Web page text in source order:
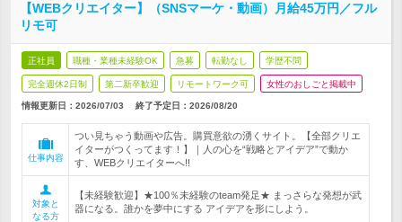
【WEBクリエイター】（SNSマーケ・動画）月給45万円／フル
リモ可
正社員 職種・業種未経験OK 急募 転勤なし 学歴不問
完全週休2日制 第二新卒歓迎 リモートワーク可 女性のおしごと掲載中
情報更新日：2026/07/03 終了予定日： 2026/08/20
仕事内容
つい見ちゃう動画や広告。購買意欲の湧くサイト。【全部クリエ
イターがつくってます！】｜人の心を“戦略とアイデア”で動か
す、WEBクリエイターへ!!
対象と
なる方
【未経験歓迎】★100％未経験のteam発足★ まっさらな発想が武
器になる。誰かを夢中にする アイデアを形にしよう。